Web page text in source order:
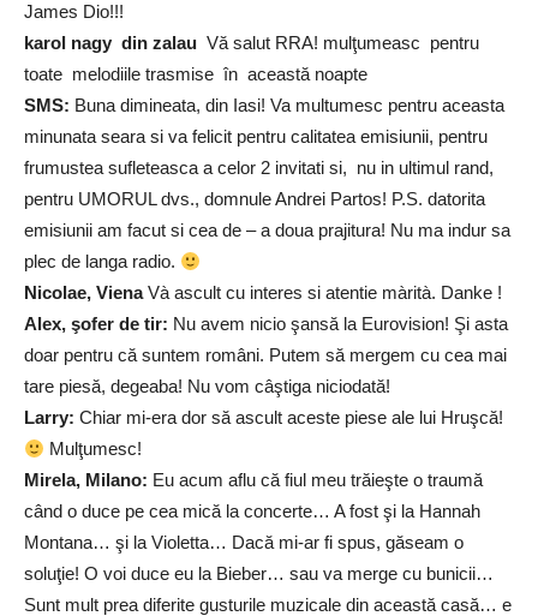
James Dio!!!
karol nagy din zalau Vă salut RRA! mulţumeasc pentru
toate melodiile trasmise în această noapte
SMS: Buna dimineata, din Iasi! Va multumesc pentru aceasta
minunata seara si va felicit pentru calitatea emisiunii, pentru
frumustea sufleteasca a celor 2 invitati si, nu in ultimul rand,
pentru UMORUL dvs., domnule Andrei Partos! P.S. datorita
emisiunii am facut si cea de – a doua prajitura! Nu ma indur sa
plec de langa radio.
Nicolae, VienaVà ascult cu interes si atentie màrità. Danke !
Alex, şofer de tir: Nu avem nicio şansă la Eurovision! Şi asta
doar pentru că suntem români. Putem să mergem cu cea mai
tare piesă, degeaba! Nu vom câştiga niciodată!
Larry: Chiar mi-era dor să ascult aceste piese ale lui Hruşcă!
Mulţumesc!
Mirela, Milano: Eu acum aflu că fiul meu trăieşte o traumă
când o duce pe cea mică la concerte… A fost şi la Hannah
Montana… şi la Violetta… Dacă mi-ar fi spus, găseam o
soluţie! O voi duce eu la Bieber… sau va merge cu bunicii…
Sunt mult prea diferite gusturile muzicale din această casă… e